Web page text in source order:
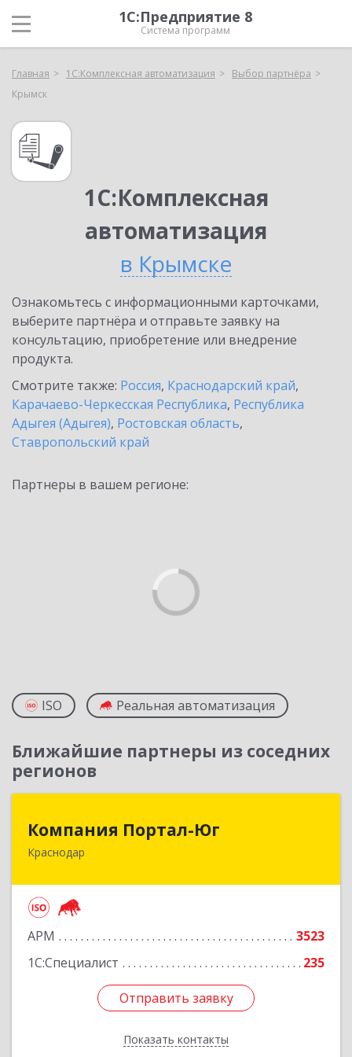
1С:Предприятие 8
Система программ
Главная 1С:Комплексная автоматизация
Выбор партнёра
Крымск
1С:Комплексная
автоматизация
в Крымске
Ознакомьтесь с информационными карточками,
выберите партнёра и отправьте заявку на
консультацию, приобретение или внедрение
продукта.
Смотрите также: Россия, Краснодарский край,
Карачаево-Черкесская Республика, Республика
Адыгея (Адыгея), Ростовская область,
Ставропольский край
Партнеры в вашем регионе:
ISO Реальная автоматизация
Ближайшие партнеры из соседних
регионов
Компания Портал-Юг
Краснодар
АРМ
3523
1С:Специалист
235
Отправить заявку
Показать контакты
350020, Краснодарский край, Краснодар г,
Отправить заявку
Назад